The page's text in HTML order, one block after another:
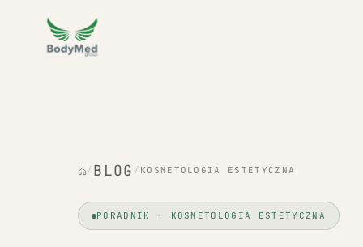
/ BLOG / KOSMETOLOGIA ESTETYCZNA
PORADNIK · KOSMETOLOGIA ESTETYCZNA